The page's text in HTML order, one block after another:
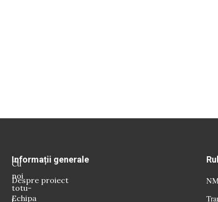
Cu
noi
totu-
Informații generale
Despre proiect
Echipa